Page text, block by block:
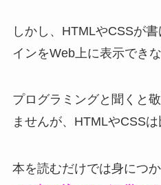
しかし、HTMLやCSSが
インをWeb上に表示でき
プログラミングと聞くと
ませんが、HTMLやCSS
本を読むだけでは身につか